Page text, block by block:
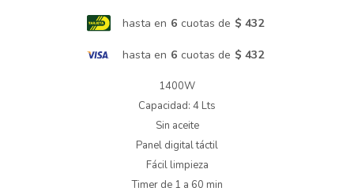
hasta en 6 cuotas de $ 432
hasta en 6 cuotas de $ 432
1400W
Capacidad: 4 Lts
Sin aceite
Panel digital táctil
Fácil limpieza
Timer de 1 a 60 min
Bicicletas y más